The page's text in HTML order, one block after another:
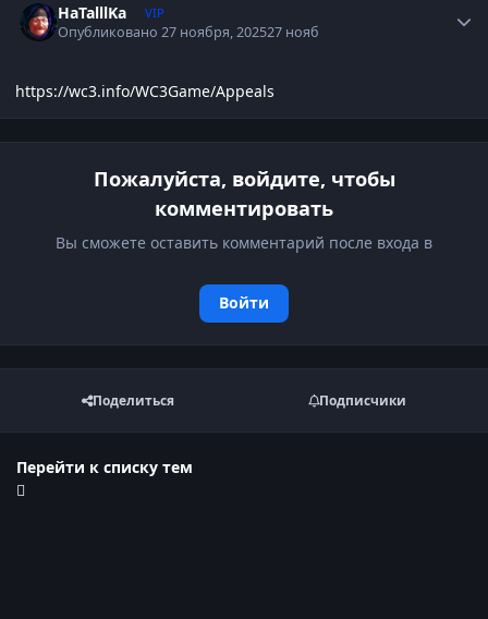
HaTalllKa VIP
Опубликовано27 ноября, 202527 нояб
https://wc3.info/WC3Game/Appeals
Пожалуйста, войдите, чтобы
комментировать
Вы сможете оставить комментарий после входа в
Войти
Поделиться Подписчики
Перейти к списку тем